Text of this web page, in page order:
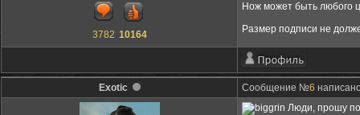
3782 10164
Нож может быть любого
Размер подписи не
Exotic Сообщение №6
Люди, прошу